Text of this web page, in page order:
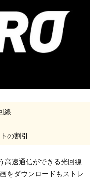
線
の割引
高速通信ができる光回線
をダウンロードもストレ